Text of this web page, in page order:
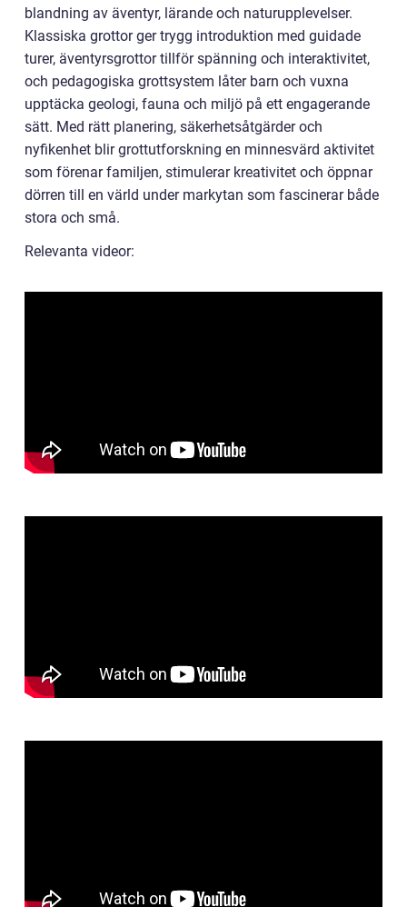
blandning av äventyr, lärande och naturupplevelser.
Klassiska grottor ger trygg introduktion med guidade
turer, äventyrsgrottor tillför spänning och interaktivitet,
och pedagogiska grottsystem låter barn och vuxna
upptäcka geologi, fauna och miljö på ett engagerande
sätt. Med rätt planering, säkerhetsåtgärder och
nyfikenhet blir grottutforskning en minnesvärd aktivitet
som förenar familjen, stimulerar kreativitet och öppnar
dörren till en värld under markytan som fascinerar både
stora och små.
Relevanta videor: